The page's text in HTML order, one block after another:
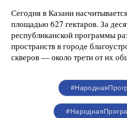
Сегодня в Казани
площадью 627 гектаров. За
республиканской программы
пространств в городе
скверов — около трети от их